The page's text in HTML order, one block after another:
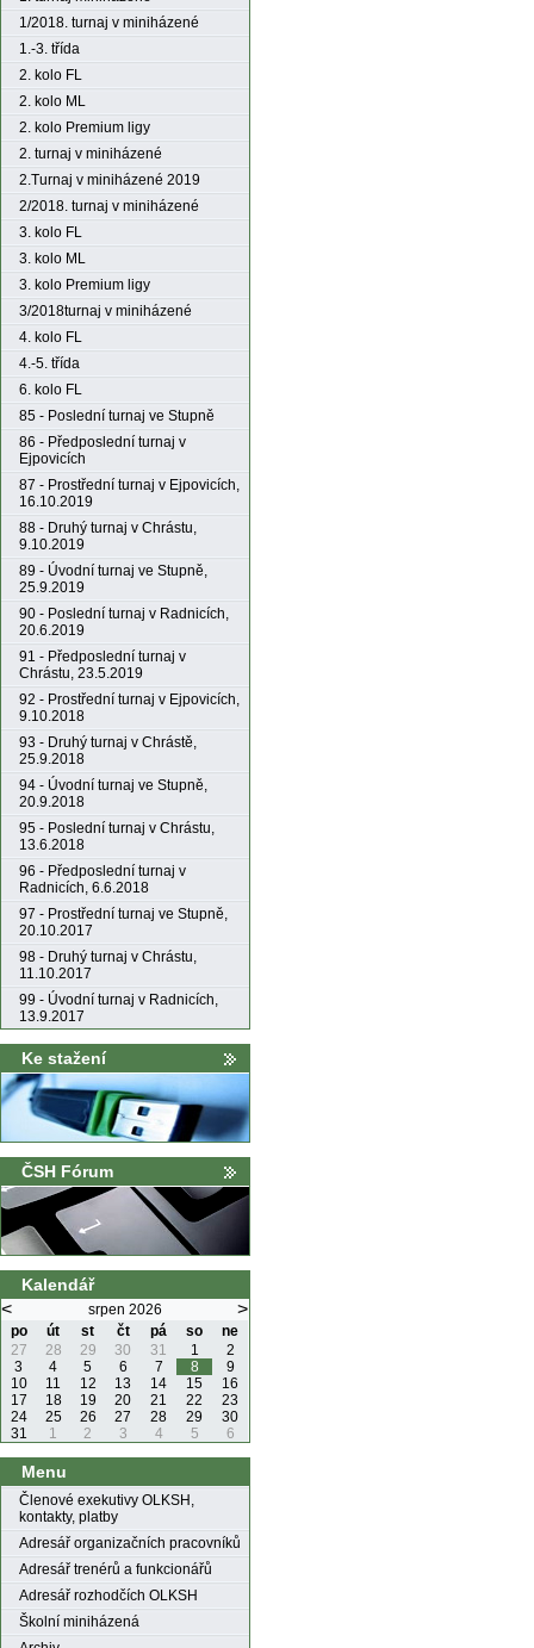
1/2018. turnaj v miniházené
1.-3. třída
2. kolo FL
2. kolo ML
2. kolo Premium ligy
2. turnaj v miniházené
2.Turnaj v miniházené 2019
2/2018. turnaj v miniházené
3. kolo FL
3. kolo ML
3. kolo Premium ligy
3/2018turnaj v miniházené
4. kolo FL
4.-5. třída
6. kolo FL
85 - Poslední turnaj ve Stupně
86 - Předposlední turnaj v
Ejpovicích
87 - Prostřední turnaj v Ejpovicích,
16.10.2019
88 - Druhý turnaj v Chrástu,
9.10.2019
89 - Úvodní turnaj ve Stupně,
25.9.2019
90 - Poslední turnaj v Radnicích,
20.6.2019
91 - Předposlední turnaj v
Chrástu, 23.5.2019
92 - Prostřední turnaj v Ejpovicích,
9.10.2018
93 - Druhý turnaj v Chrástě,
25.9.2018
94 - Úvodní turnaj ve Stupně,
20.9.2018
95 - Poslední turnaj v Chrástu,
13.6.2018
96 - Předposlední turnaj v
Radnicích, 6.6.2018
97 - Prostřední turnaj ve Stupně,
20.10.2017
98 - Druhý turnaj v Chrástu,
11.10.2017
99 - Úvodní turnaj v Radnicích,
13.9.2017
Ke stažení
ČSH Fórum
Kalendář
< srpen 2026 >
po út st čt pá so
ne
27
28 29 30 31 1
2
3
4 5 6 7 8
9
10
11 12 13 14 15
16
17
18 19 20 21 22
23
24
25 26 27 28 29
30
31
1 2 3 4 5 6
Menu
Členové exekutivy OLKSH,
kontakty, platby
Adresář organizačních pracovníků
Adresář trenérů a funkcionářů
Adresář rozhodčích OLKSH
Školní miniházená